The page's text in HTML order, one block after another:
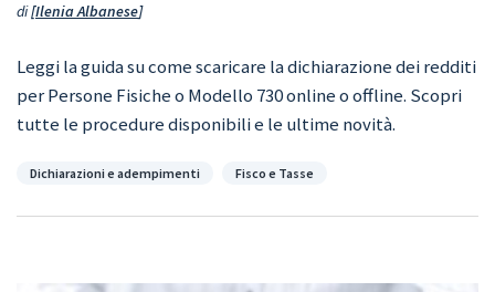
di Ilenia Albanese
Leggi la guida su come scaricare la dichiarazione dei redditi
per Persone Fisiche o Modello 730 online o offline. Scopri
tutte le procedure disponibili e le ultime novità.
Categorie
Dichiarazioni e adempimenti Fisco e Tasse